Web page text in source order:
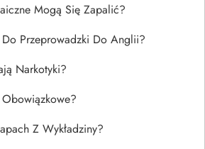
Mogą Się Zapalić?
Do Przeprowadzki Do Anglii?
Narkotyki?
Obowiązkowe?
Z Wykładziny?